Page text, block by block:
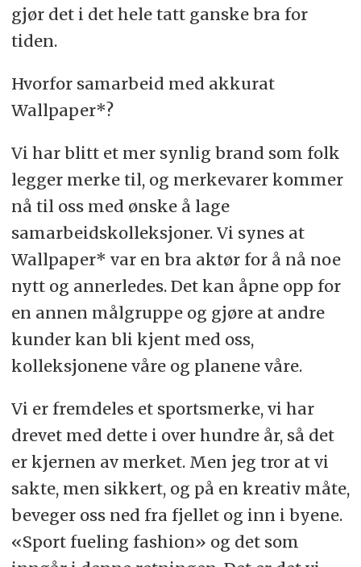
gjør det i det hele tatt ganske bra for
tiden.
Hvorfor samarbeid med akkurat
Wallpaper*?
Vi har blitt et mer synlig brand som folk
legger merke til, og merkevarer kommer
nå til oss med ønske å lage
samarbeidskolleksjoner. Vi synes at
Wallpaper* var en bra aktør for å nå noe
nytt og annerledes. Det kan åpne opp for
en annen målgruppe og gjøre at andre
kunder kan bli kjent med oss,
kolleksjonene våre og planene våre.
Vi er fremdeles et sportsmerke, vi har
drevet med dette i over hundre år, så det
er kjernen av merket. Men jeg tror at vi
sakte, men sikkert, og på en kreativ måte,
beveger oss ned fra fjellet og inn i byene.
«Sport fueling fashion» og det som